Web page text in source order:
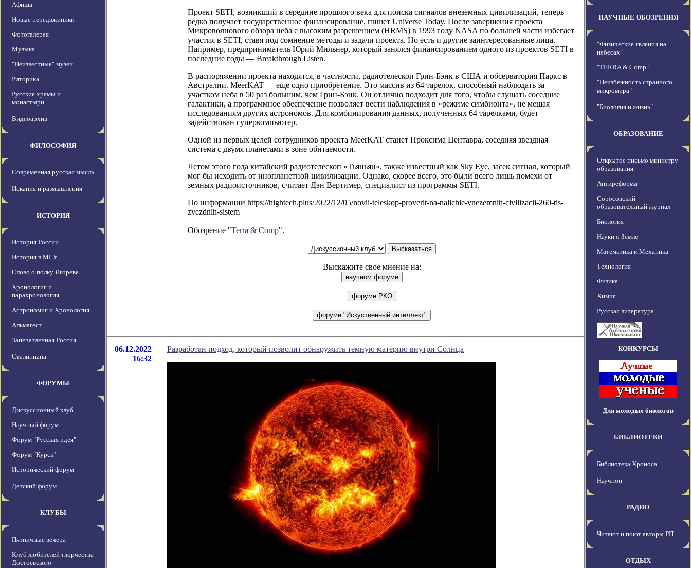
Афиша
Новые передвжиники
Фотогалерея
Музыка
"Неизвестные" музеи
Риторика
Русские храмы и
монастыри
Видеоархив
ФИЛОСОФИЯ
Современная русская мысль
Искания и размышления
ИСТОРИЯ
История России
История в МГУ
Слово о полку Игореве
Хронология и
парахронология
Астрономия и Хронология
Альмагест
Запечатленная Россия
Сталиниана
ФОРУМЫ
Дискуссионный клуб
Научный форум
Форум "Русская идея"
Форум "Курск"
Исторический форум
Детский форум
КЛУБЫ
Пятничные вечера
Клуб любителей творчества
Достоевского
Проект SETI, возникший в середине прошлого века для поиска сигналов внеземных цивилизаций, теперь
редко получает государственное финансирование, пишет Universe Today. После завершения проекта
Микроволнового обзора неба с высоким разрешением (HRMS) в 1993 году NASA по большей части избегает
участия в SETI, ставя под сомнение методы и задачи проекта. Но есть и другие заинтересованные лица.
Например, предприниматель Юрий Мильнер, который занялся финансированием одного из проектов SETI в
последние годы — Breakthrough Listen.
В распоряжении проекта находятся, в частности, радиотелескоп Грин-Бэнк в США и обсерватория Паркс в
Австралии. MeerKAT — еще одно приобретение. Это массив из 64 тарелок, способный наблюдать за
участком неба в 50 раз большим, чем Грин-Бэнк. Он отлично подходит для того, чтобы слушать соседние
галактики, а программное обеспечение позволяет вести наблюдения в «режиме симбионта», не мешая
исследованиям других астрономов. Для комбинирования данных, полученных 64 тарелками, будет
задействован суперкомпьютер.
Одной из первых целей сотрудников проекта MeerKAT станет Проксима Центавра, соседняя звездная
система с двумя планетами в зоне обитаемости.
Летом этого года китайский радиотелескоп «Тьяньян», также известный как Sky Eye, засек сигнал, который
мог бы исходить от инопланетной цивилизации. Однако, скорее всего, это были всего лишь помехи от
земных радиоисточников, считает Дэн Вертимер, специалист из программы SETI.
По информации https://hightech.plus/2022/12/05/novii-teleskop-proverit-na-nalichie-vnezemnih-civilizacii-260-tis-
zvezdnih-sistem
Обозрение "Terra & Comp".
Выскажите свое мнение на:
06.12.2022
16:32
Разработан подход, который позволит обнаружить темную материю внутри Солнца
НАУЧНЫЕ ОБОЗРЕНИЯ
"Физические явления на
небесах"
"TERRA & Comp"
"Неизбежность странного
микромира"
"Биология и жизнь"
ОБРАЗОВАНИЕ
Открытое письмо министру
образования
Антиреформа
Соросовский
образовательный журнал
Биология
Науки о Земле
Математика и Механика
Технология
Физика
Химия
Русская литература
КОНКУРСЫ
Для молодых биологов
БИБЛИОТЕКИ
Библиотека Хроноса
Научпоп
РАДИО
Читают и поют авторы РП
ОТДЫХ